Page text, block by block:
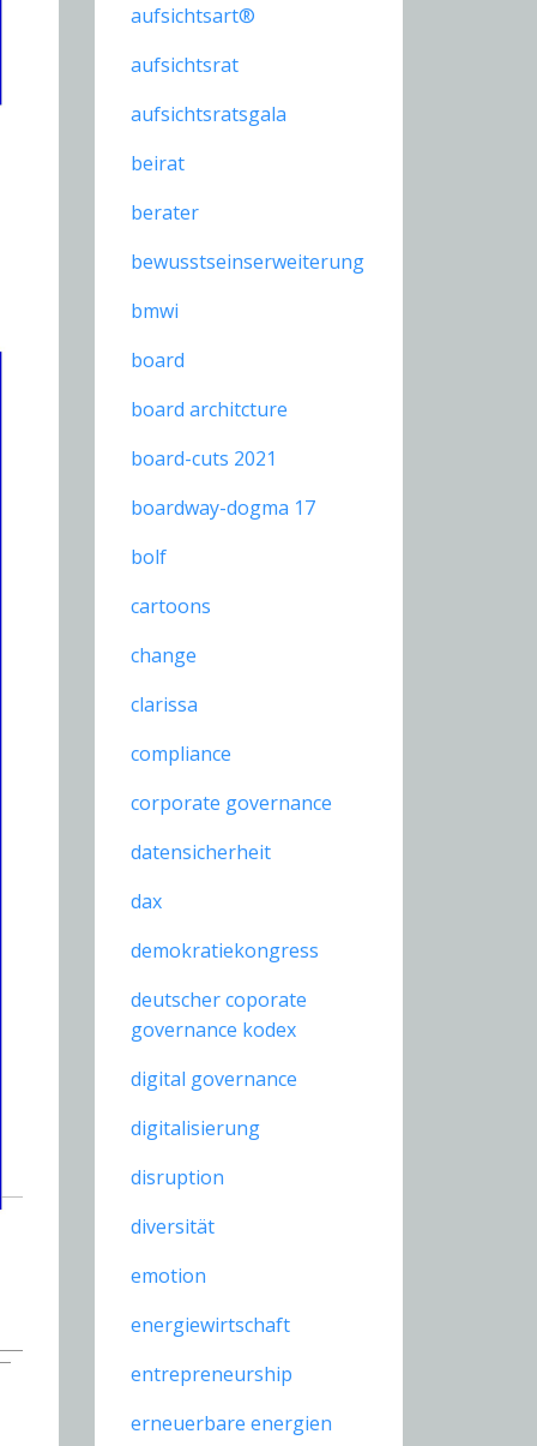
aufsichtsart®
aufsichtsrat
aufsichtsratsgala
beirat
berater
bewusstseinserweiterung
bmwi
board
board architcture
board-cuts 2021
boardway-dogma 17
bolf
cartoons
change
clarissa
compliance
corporate governance
datensicherheit
dax
demokratiekongress
deutscher coporate
governance kodex
digital governance
digitalisierung
disruption
diversität
emotion
energiewirtschaft
entrepreneurship
erneuerbare energien